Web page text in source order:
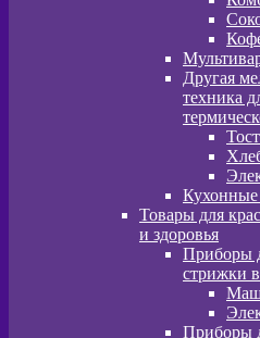
Другая
техника
Товары для
и здоровья
Приборы
стрижки
Приборы